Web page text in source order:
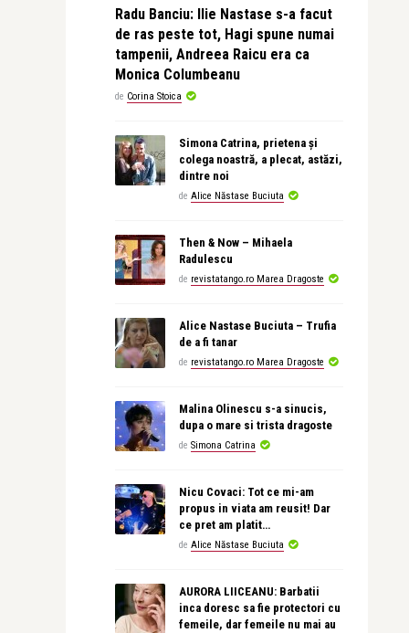
Radu Banciu: Ilie Nastase s-a facut
de ras peste tot, Hagi spune numai
tampenii, Andreea Raicu era ca
Monica Columbeanu
de Corina Stoica
Simona Catrina, prietena și
colega noastră, a plecat, astăzi,
dintre noi
de Alice Năstase Buciuta
Then & Now – Mihaela
Radulescu
de revistatango.ro Marea Dragoste
Alice Nastase Buciuta – Trufia
de a fi tanar
de revistatango.ro Marea Dragoste
Malina Olinescu s-a sinucis,
dupa o mare si trista dragoste
de Simona Catrina
Nicu Covaci: Tot ce mi-am
propus in viata am reusit! Dar
ce pret am platit…
de Alice Năstase Buciuta
AURORA LIICEANU: Barbatii
inca doresc sa fie protectori cu
femeile, dar femeile nu mai au